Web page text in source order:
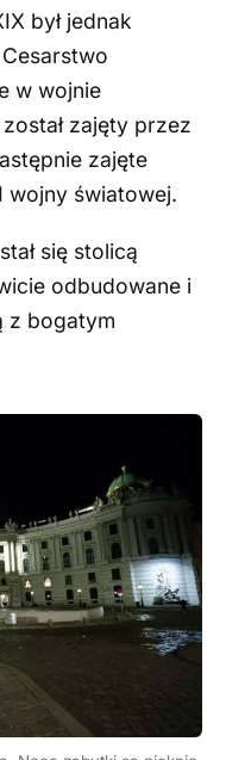
był jednak
w wojnie
zajęty przez
zajęte
wojny światowej.
się stolicą
odbudowane i
z bogatym